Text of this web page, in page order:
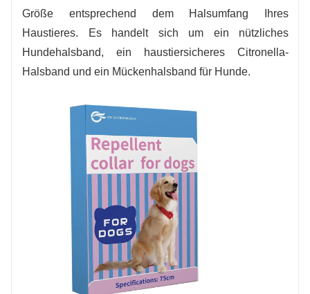
Größe entsprechend dem Halsumfang Ihres
Haustieres. Es handelt sich um ein nützliches
Hundehalsband, ein haustiersicheres Citronella-
Halsband und ein Mückenhalsband für Hunde.